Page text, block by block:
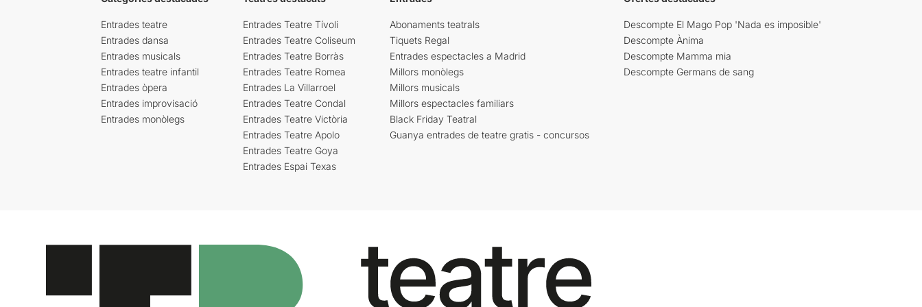
Entrades teatre
Entrades dansa
Entrades musicals
Entrades teatre infantil
Entrades òpera
Entrades improvisació
Entrades monòlegs
Entrades Teatre Tívoli
Entrades Teatre Coliseum
Entrades Teatre Borràs
Entrades Teatre Romea
Entrades La Villarroel
Entrades Teatre Condal
Entrades Teatre Victòria
Entrades Teatre Apolo
Entrades Teatre Goya
Entrades Espai Texas
Abonaments teatrals
Tiquets Regal
Entrades espectacles a Madrid
Millors monòlegs
Millors musicals
Millors espectacles familiars
Black Friday Teatral
Guanya entrades de teatre gratis - concursos
Descompte El Mago Pop 'Nada es imposible'
Descompte Ànima
Descompte Mamma mia
Descompte Germans de sang